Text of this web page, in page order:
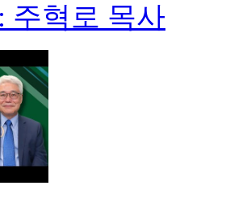
주혁로 목사